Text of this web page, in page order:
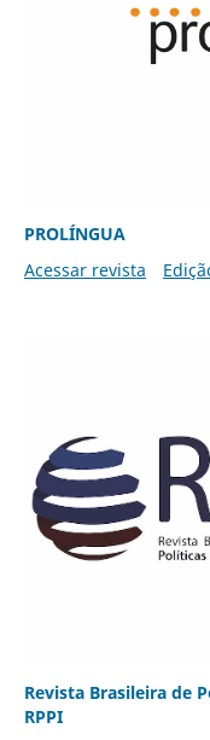
PROLÍNGUA
Acessar revista
Revista Brasileira de
RPPI